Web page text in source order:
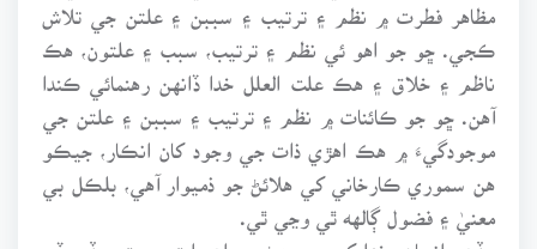
مظاهر فطرت ۾ نظم ۽ ترتيب ۽ سببن ۽ علتن جي تلاش
ڪجي. ڇو جو اهو ئي نظم ۽ ترتيب، سبب ۽ علتون، هڪ
ناظم ۽ خلاق ۽ هڪ علت العلل خدا ڏانهن رهنمائي ڪندا
آهن. ڇو جو ڪائنات ۾ نظم ۽ ترتيب ۽ سببن ۽ علتن جي
موجودگيءَ ۾ هڪ اهڙي ذات جي وجود کان انڪار، جيڪو
هن سموري ڪارخاني کي هلائڻ جو ذميوار آهي، بلڪل بي
معنيٰ ۽ فضول ڳالهه ٿي وڃي ٿي.
جڏهن انسان، خدا کي سمجهڻ جو اهو ابتو رستو ڇڏي ڏي